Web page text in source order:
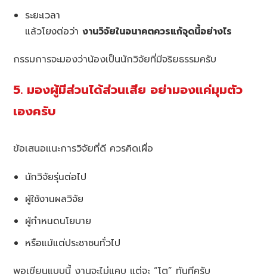
ระยะเวลา
แล้วโยงต่อว่างานวิจัยในอนาคตควรแก้จุดนี้อย่างไร
กรรมการจะมองว่าน้องเป็นนักวิจัยที่มีจริยธรรมครับ
5. มองผู้มีส่วนได้ส่วนเสีย อย่ามองแค่มุมตัว
เองครับ
ข้อเสนอแนะการวิจัยที่ดี ควรคิดเผื่อ
นักวิจัยรุ่นต่อไป
ผู้ใช้งานผลวิจัย
ผู้กำหนดนโยบาย
หรือแม้แต่ประชาชนทั่วไป
พอเขียนแบบนี้ งานจะไม่แคบ แต่จะ “โต” ทันทีครับ